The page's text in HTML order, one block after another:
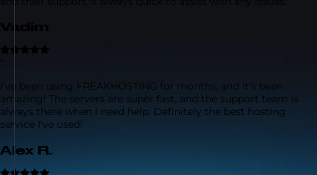
“
I've been using FREAKHOSTING for months, and it's been
amazing! The servers are super fast, and the support team is
always there when I need help. Definitely the best hosting
service I've used!
Alex R.